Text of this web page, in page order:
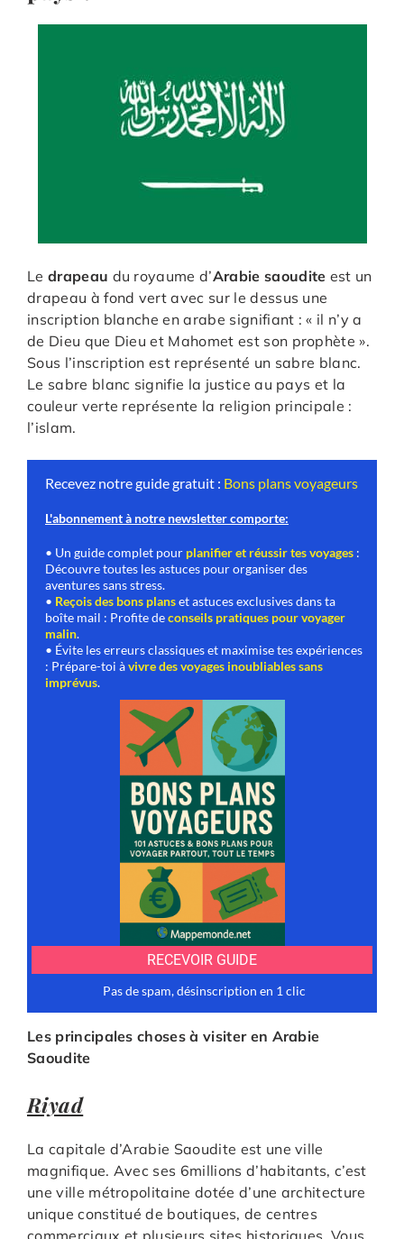
Le drapeau du royaume d’Arabie saoudite est un
drapeau à fond vert avec sur le dessus une
inscription blanche en arabe signifiant : « il n’y a
de Dieu que Dieu et Mahomet est son prophète ».
Sous l’inscription est représenté un sabre blanc.
Le sabre blanc signifie la justice au pays et la
couleur verte représente la religion principale :
l’islam.
Les principales choses à visiter en Arabie
Saoudite
Riyad
La capitale d’Arabie Saoudite est une ville
magnifique. Avec ses 6millions d’habitants, c’est
une ville métropolitaine dotée d’une architecture
unique constitué de boutiques, de centres